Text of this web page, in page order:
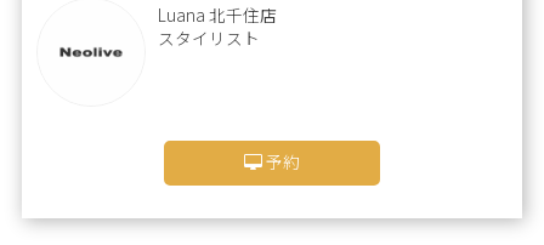
Luana 北千住店
スタイリスト
予約